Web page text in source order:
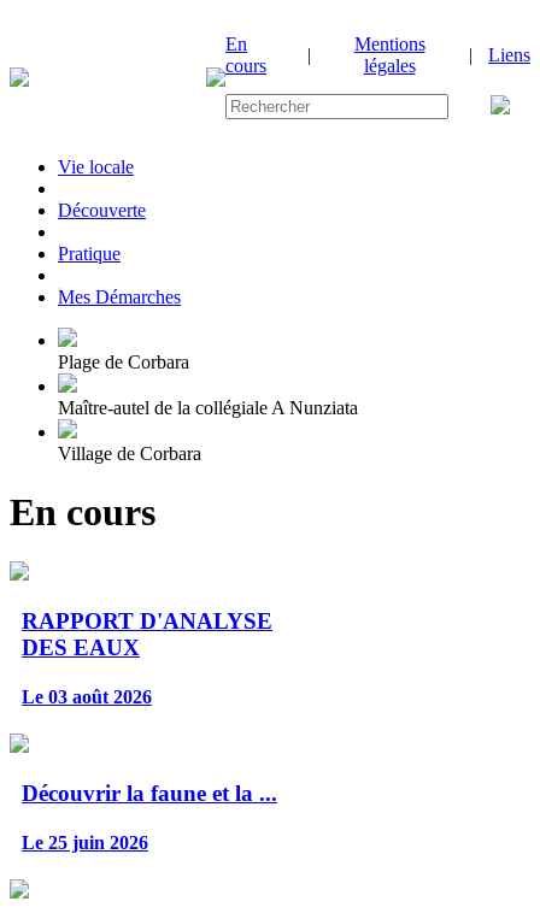
En
cours
|
Mentions
légales
| Liens
Vie locale
|Découverte
|Pratique
|Mes Démarches
Plage de Corbara
Maître-autel de la collégiale A Nunziata
Village de Corbara
En cours
RAPPORT D'ANALYSE
DES EAUX
Le 03 août 2026
Découvrir la faune et la ...
Le 25 juin 2026